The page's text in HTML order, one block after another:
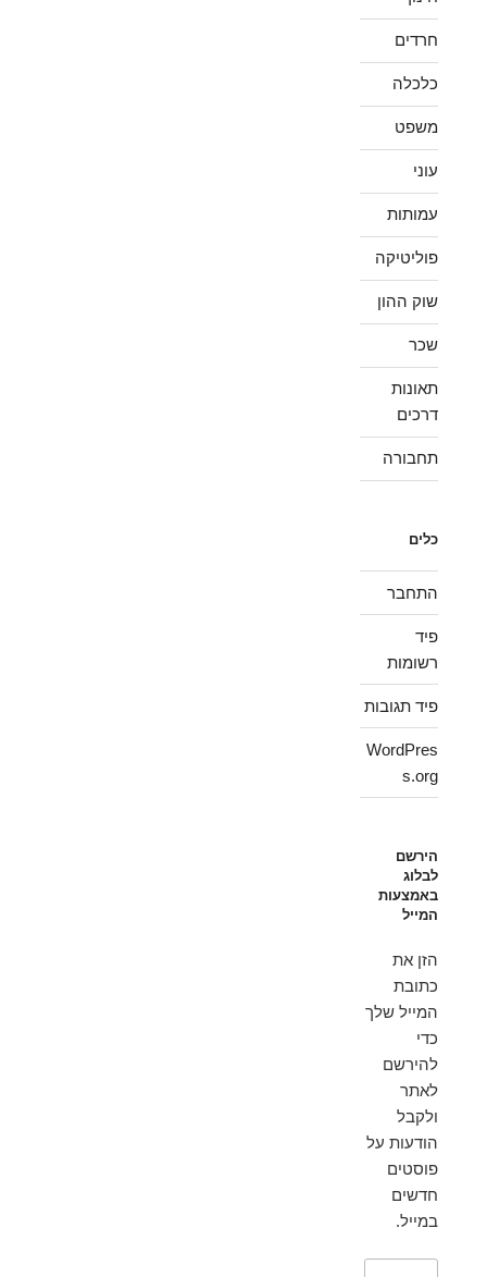
חרדים
כלכלה
משפט
עוני
עמותות
פוליטיקה
שוק ההון
שכר
תאונות
דרכים
תחבורה
כלים
התחבר
פיד
רשומות
פיד תגובות
WordPres
s.org
הירשם
לבלוג
באמצעות
המייל
הזן את
כתובת
המייל שלך
כדי
להירשם
לאתר
ולקבל
הודעות על
פוסטים
חדשים
במייל.